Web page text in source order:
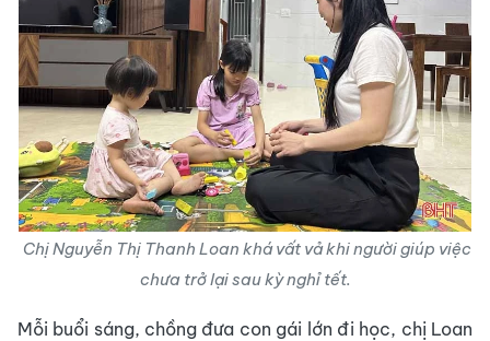
Chị Nguyễn Thị Thanh Loan khá vất vả khi người giúp việc
chưa trở lại sau kỳ nghỉ tết.
Mỗi buổi sáng, chồng đưa con gái lớn đi học, chị Loan